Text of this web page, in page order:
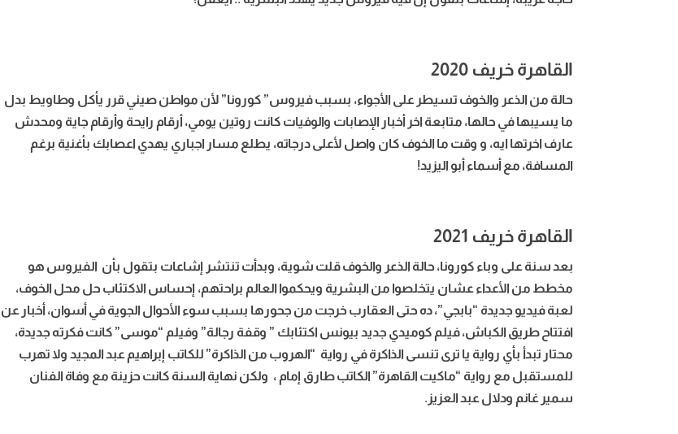
القاهرة خريف 2020
حالة من الذعر والخوف تسيطر على الأجواء، بسبب فيروس” كورونا” لأن مواطن صيني قرر يأكل وطاويط بدل
ما يسيبها في حالها، متابعة اخر أخبار الإصابات والوفيات كانت روتين يومي، أرقام رايحة وأرقام جاية ومحدش
عارف اخرتها ايه، و وقت ما الخوف كان واصل لأعلى درجاته، يطلع مسار اجباري يهدي اعصابك بأغنية برغم
المسافة، مع أسماء أبو اليزيد!
القاهرة خريف 2021
بعد سنة على وباء كورونا، حالة الذعر والخوف قلت شوية، وبدأت تنتشر إشاعات بتقول بأن الفيروس هو
مخطط من الأعداء عشان يتخلصوا من البشرية ويحكموا العالم براحتهم، إحساس الاكتئاب حل محل الخوف،
لعبة فيديو جديدة “بابجي”، ده حتى العقارب خرجت من جحورها بسبب سوء الأحوال الجوية في أسوان، أخبار عن
افتتاح طريق الكباش، فيلم كوميدي جديد بيونس اكتئابك ” وقفة رجالة” وفيلم “موسى” كانت فكرته جديدة،
محتار تبدأ بأي رواية يا ترى تنسى الذاكرة في رواية “الهروب من الذاكرة” للكاتب إبراهيم عبد المجيد ولا تهرب
للمستقبل مع رواية “ماكيت القاهرة” الكاتب طارق إمام ، ولكن نهاية السنة كانت حزينة مع وفاة الفنان
سمير غانم ودلال عبد العزيز.